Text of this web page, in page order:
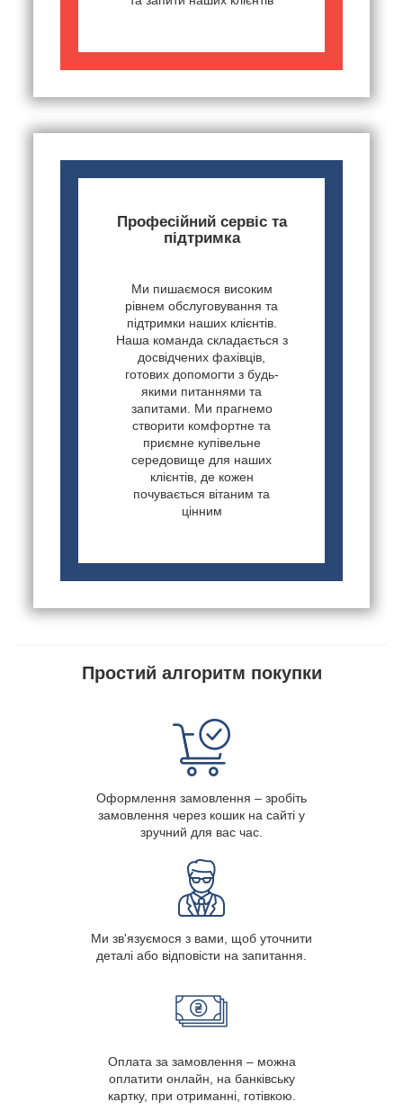
Професійний сервіс та
підтримка
Ми пишаємося високим
рівнем обслуговування та
підтримки наших клієнтів.
Наша команда складається з
досвідчених фахівців,
готових допомогти з будь-
якими питаннями та
запитами. Ми прагнемо
створити комфортне та
приємне купівельне
середовище для наших
клієнтів, де кожен
почувається вітаним та
цінним
Простий алгоритм покупки
Оформлення замовлення – зробіть
замовлення через кошик на сайті у
зручний для вас час.
Ми зв'язуємося з вами, щоб уточнити
деталі або відповісти на запитання.
Оплата за замовлення – можна
оплатити онлайн, на банківську
картку, при отриманні, готівкою.